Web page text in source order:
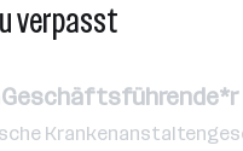
verpasst
Geschäftsführende*r